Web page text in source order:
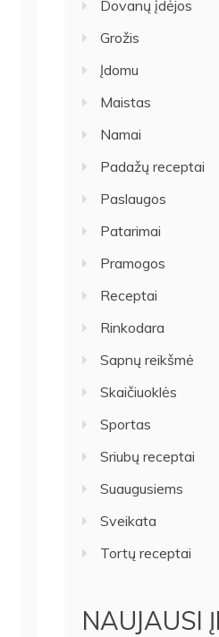
Dovanų įdėjos
Grožis
Įdomu
Maistas
Namai
Padažų receptai
Paslaugos
Patarimai
Pramogos
Receptai
Rinkodara
Sapnų reikšmė
Skaičiuoklės
Sportas
Sriubų receptai
Suaugusiems
Sveikata
Tortų receptai
NAUJAUSI